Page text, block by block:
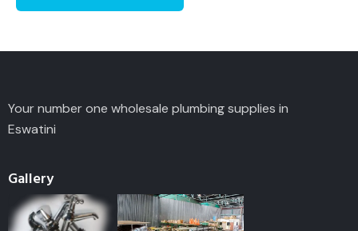
Your number one wholesale plumbing supplies in
Eswatini
Gallery